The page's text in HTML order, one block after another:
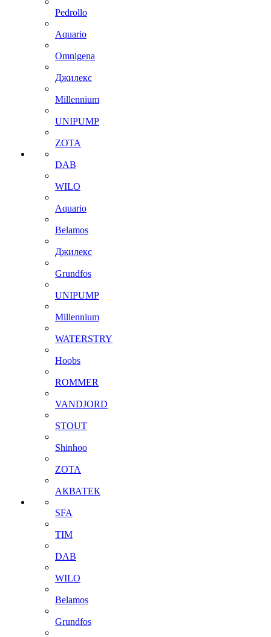
Pedrollo
Aquario
Omnigena
Джилекс
Millennium
UNIPUMP
ZOTA
DAB
WILO
Aquario
Belamos
Джилекс
Grundfos
UNIPUMP
Millennium
WATERSTRY
Hoobs
ROMMER
VANDJORD
STOUT
Shinhoo
ZOTA
АКВАТЕК
SFA
TIM
DAB
WILO
Belamos
Grundfos